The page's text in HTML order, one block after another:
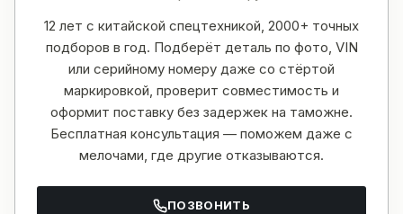
12 лет с китайской спецтехникой, 2000+ точных
подборов в год. Подберёт деталь по фото, VIN
или серийному номеру даже со стёртой
маркировкой, проверит совместимость и
оформит поставку без задержек на таможне.
Бесплатная консультация — поможем даже с
мелочами, где другие отказываются.
ПОЗВОНИТЬ